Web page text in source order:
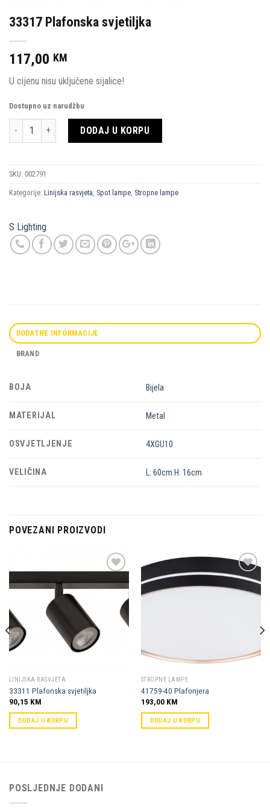
33317 Plafonska svjetiljka
117,00 KM
U cijenu nisu uključene sijalice!
Dostupno uz narudžbu
Količina DODAJ U KORPU
SKU: 002791
Kategorije: Linijska rasvjeta, Spot lampe, Stropne lampe
S Lighting
DODATNE INFORMACIJE
BRAND
BOJA Bijela
MATERIJAL Metal
OSVJETLJENJE 4XGU10
VELIČINA L: 60cm H: 16cm
POVEZANI PROIZVODI
omiljene
LINIJSKA RASVJETA
33311 Plafonska svjetiljka
90,15 KM
DODAJ U KORPU
STROPNE LAMPE
41759-40 Plafonjera
193,00 KM
DODAJ U KORPU
POSLJEDNJE DODANI